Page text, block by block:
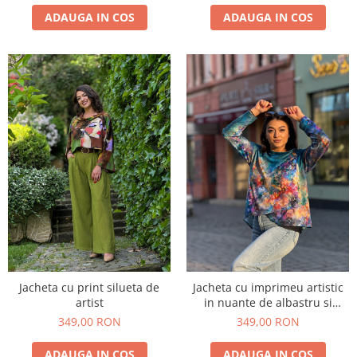
ADAUGA IN COS ADAUGA IN COS
Jacheta cu print silueta de
artist
349,00 RON
Jacheta cu imprimeu artistic
in nuante de albastru si
multicolor
349,00 RON